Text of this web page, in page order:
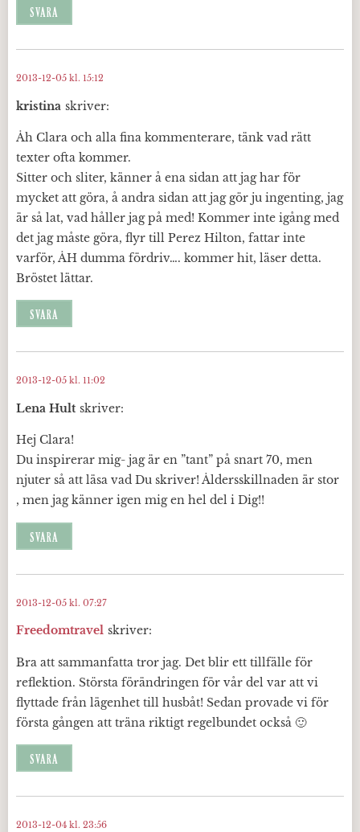
SVARA
kristina skriver:
2013-12-05 kl. 15:12
Åh Clara och alla fina kommenterare, tänk vad rätt
texter ofta kommer.
Sitter och sliter, känner å ena sidan att jag har för
mycket att göra, å andra sidan att jag gör ju ingenting, jag
är så lat, vad håller jag på med! Kommer inte igång med
det jag måste göra, flyr till Perez Hilton, fattar inte
varför, ÅH dumma fördriv…. kommer hit, läser detta.
Bröstet lättar.
SVARA
Lena Hult skriver:
2013-12-05 kl. 11:02
Hej Clara!
Du inspirerar mig- jag är en ”tant” på snart 70, men
njuter så att läsa vad Du skriver! Åldersskillnaden är stor
, men jag känner igen mig en hel del i Dig!!
SVARA
Freedomtravel skriver:
2013-12-05 kl. 07:27
Bra att sammanfatta tror jag. Det blir ett tillfälle för
reflektion. Största förändringen för vår del var att vi
flyttade från lägenhet till husbåt! Sedan provade vi för
första gången att träna riktigt regelbundet också 🙂
SVARA
2013-12-04 kl. 23:56